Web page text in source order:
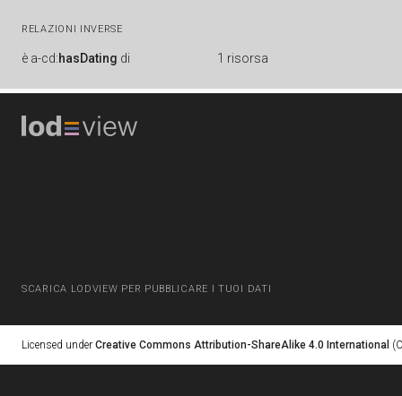
RELAZIONI INVERSE
è a-cd:hasDating di 1 risorsa
SCARICA LODVIEW PER PUBBLICARE I TUOI DATI
Licensed under Creative Commons Attribution-ShareAlike 4.0 International